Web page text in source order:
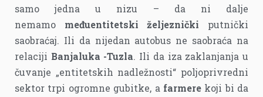
samo jedna u nizu – da ni dalje
nemamo međuentitetski željeznički putnički
saobraćaj. Ili da nijedan autobus ne saobraća na
relaciji Banjaluka -Tuzla. Ili da iza zaklanjanja u
čuvanje „entitetskih nadležnosti“ poljoprivredni
sektor trpi ogromne gubitke, a farmerekoji bi da